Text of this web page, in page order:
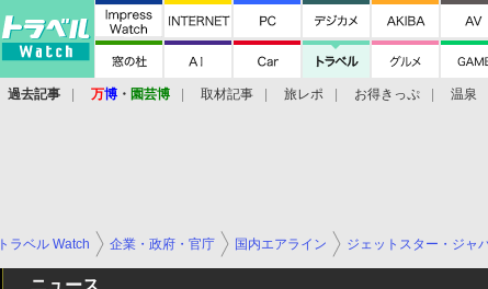
過去記事 万博 ・ 園芸博 取材記事 旅レポ お得きっぷ 温泉
トラベル Watch 企業・政府・官庁 国内エアライン ジェットスター・ジャ
ニュース